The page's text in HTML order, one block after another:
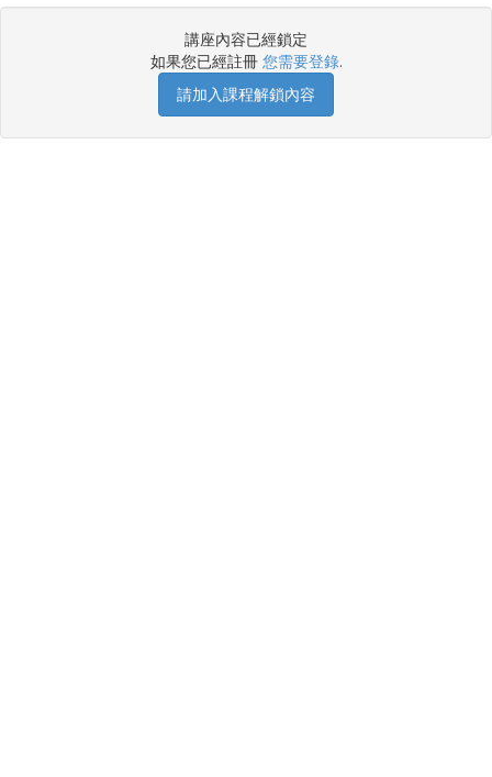
講座內容已經鎖定
如果您已經註冊 您需要登錄.
請加入課程解鎖內容